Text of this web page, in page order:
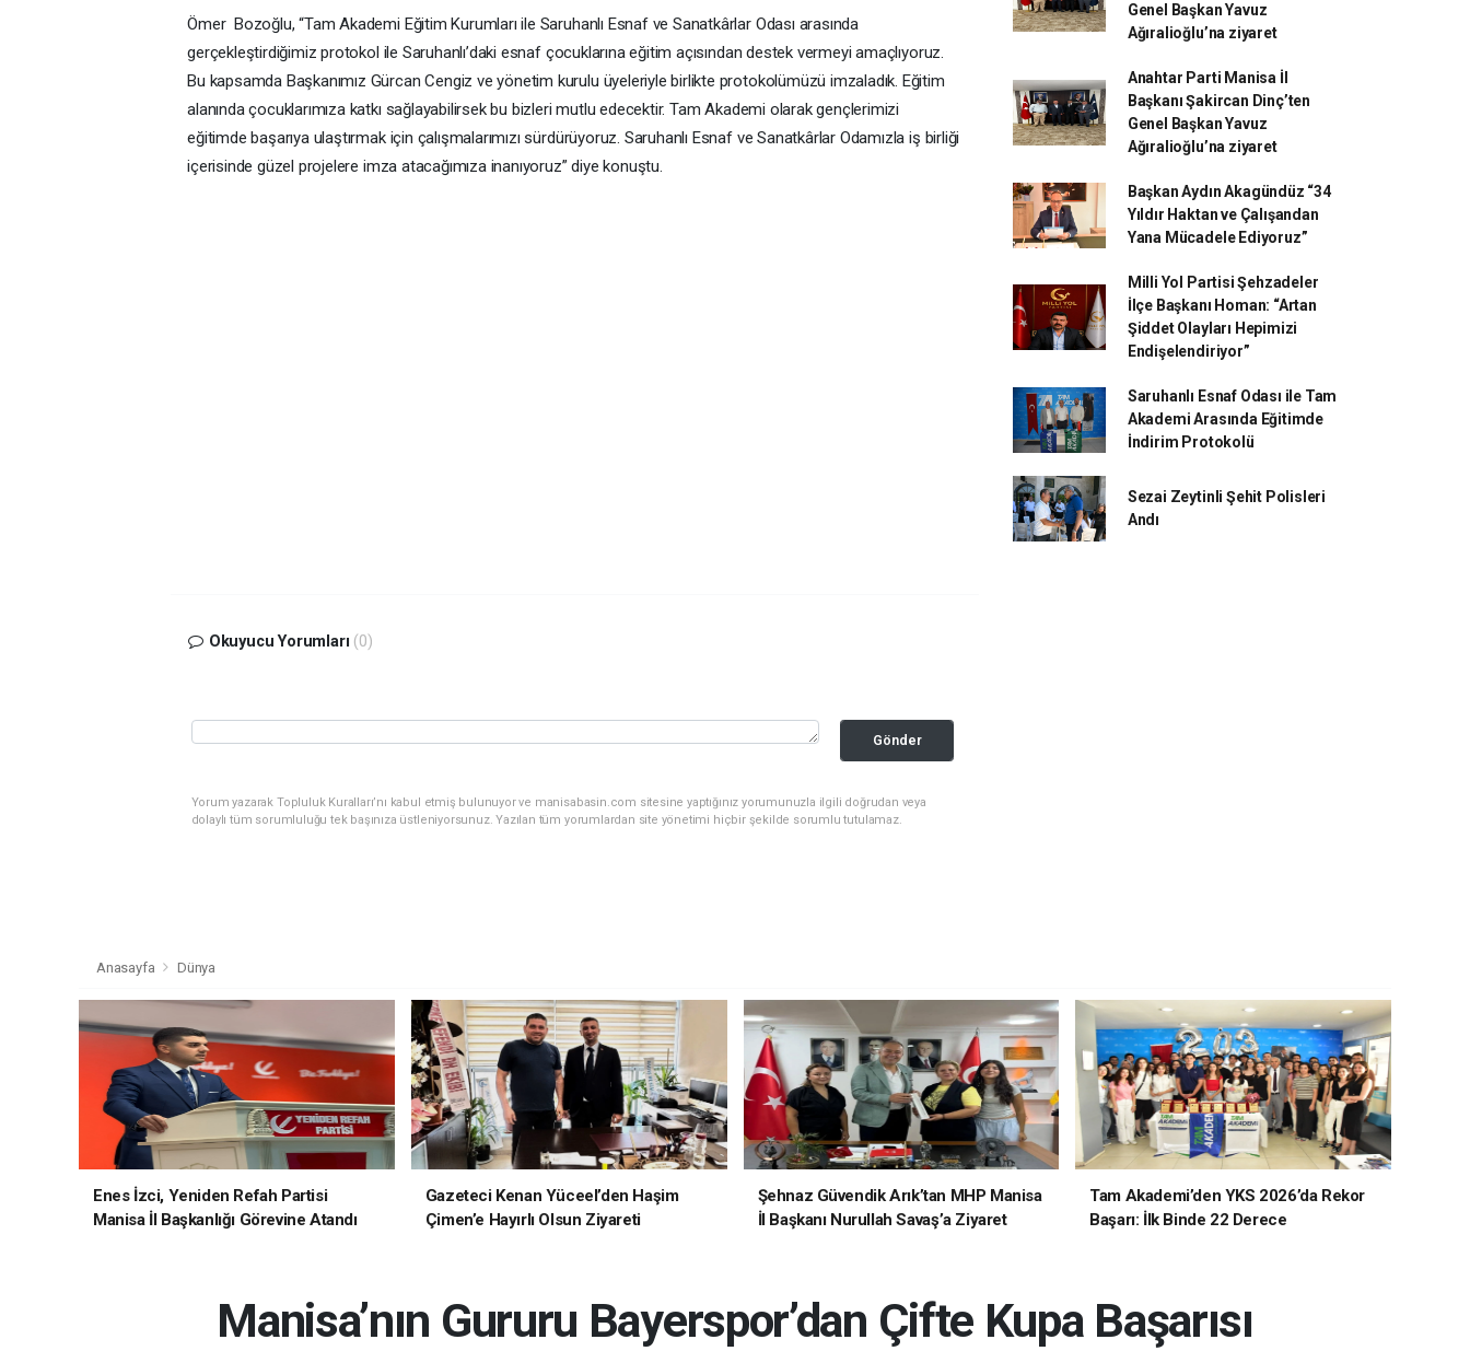
Ömer Bozoğlu, “Tam Akademi Eğitim Kurumları ile Saruhanlı Esnaf ve Sanatkârlar Odası arasında
gerçekleştirdiğimiz protokol ile Saruhanlı’daki esnaf çocuklarına eğitim açısından destek vermeyi amaçlıyoruz.
Bu kapsamda Başkanımız Gürcan Cengiz ve yönetim kurulu üyeleriyle birlikte protokolümüzü imzaladık. Eğitim
alanında çocuklarımıza katkı sağlayabilirsek bu bizleri mutlu edecektir. Tam Akademi olarak gençlerimizi
eğitimde başarıya ulaştırmak için çalışmalarımızı sürdürüyoruz. Saruhanlı Esnaf ve Sanatkârlar Odamızla iş birliği
içerisinde güzel projelere imza atacağımıza inanıyoruz” diye konuştu.
Okuyucu Yorumları (0)
Gönder
Yorum yazarak Topluluk Kuralları’nı kabul etmiş bulunuyor ve manisabasin.com sitesine yaptığınız yorumunuzla ilgili doğrudan veya
dolaylı tüm sorumluluğu tek başınıza üstleniyorsunuz. Yazılan tüm yorumlardan site yönetimi hiçbir şekilde sorumlu tutulamaz.
Genel Başkan Yavuz
Ağıralioğlu’na ziyaret
Anahtar Parti Manisa İl
Başkanı Şakircan Dinç’ten
Genel Başkan Yavuz
Ağıralioğlu’na ziyaret
Başkan Aydın Akagündüz “34
Yıldır Haktan ve Çalışandan
Yana Mücadele Ediyoruz”
Milli Yol Partisi Şehzadeler
İlçe Başkanı Homan: “Artan
Şiddet Olayları Hepimizi
Endişelendiriyor”
Saruhanlı Esnaf Odası ile Tam
Akademi Arasında Eğitimde
İndirim Protokolü
Sezai Zeytinli Şehit Polisleri
Andı
Anasayfa Dünya
Enes İzci, Yeniden Refah Partisi
Manisa İl Başkanlığı Görevine Atandı
Gazeteci Kenan Yüceel’den Haşim
Çimen’e Hayırlı Olsun Ziyareti
Şehnaz Güvendik Arık’tan MHP Manisa
İl Başkanı Nurullah Savaş’a Ziyaret
Tam Akademi’den YKS 2026’da Rekor
Başarı: İlk Binde 22 Derece
Manisa’nın Gururu Bayerspor’dan Çifte Kupa Başarısı